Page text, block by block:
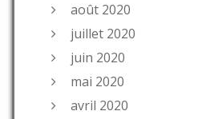
août 2020
juillet 2020
juin 2020
mai 2020
avril 2020